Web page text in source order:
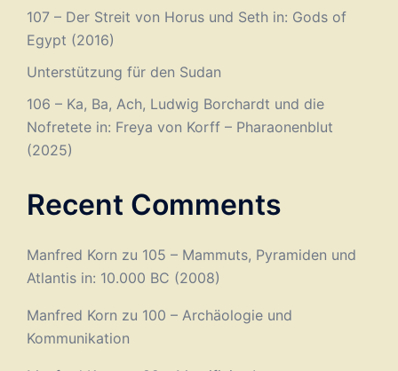
107 – Der Streit von Horus und Seth in: Gods of
Egypt (2016)
Unterstützung für den Sudan
106 – Ka, Ba, Ach, Ludwig Borchardt und die
Nofretete in: Freya von Korff – Pharaonenblut
(2025)
Recent Comments
Manfred Korn zu 105 – Mammuts, Pyramiden und
Atlantis in: 10.000 BC (2008)
Manfred Korn zu 100 – Archäologie und
Kommunikation